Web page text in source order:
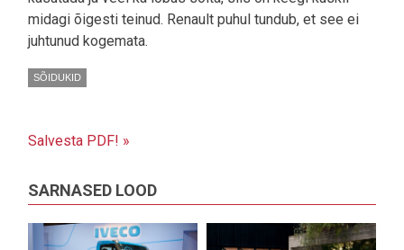
midagi õigesti teinud. Renault puhul tundub, et see ei
juhtunud kogemata.
SÕIDUKID
Salvesta PDF! »
SARNASED LOOD